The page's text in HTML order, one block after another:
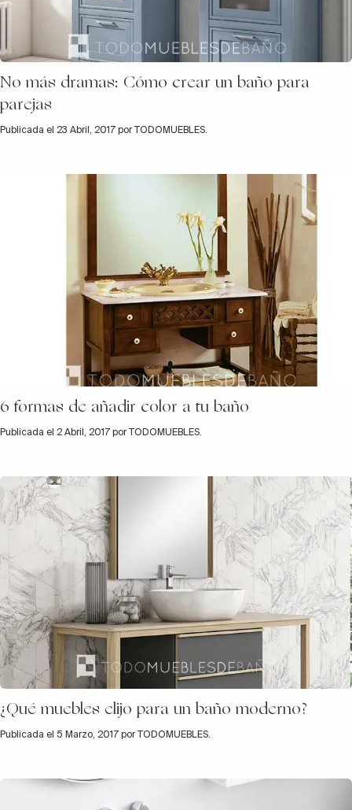
No más dramas: Cómo crear un baño para
parejas
Publicada el 23 Abril, 2017 por TODOMUEBLES.
6 formas de añadir color a tu baño
Publicada el 2 Abril, 2017 por TODOMUEBLES.
¿Qué muebles elijo para un baño moderno?
Publicada el 5 Marzo, 2017 por TODOMUEBLES.